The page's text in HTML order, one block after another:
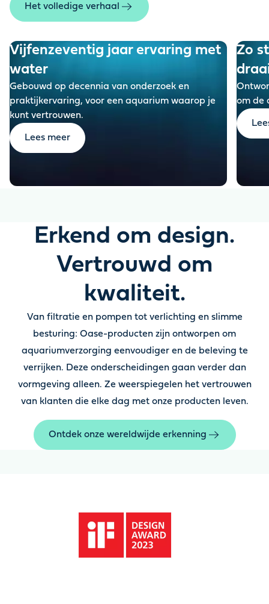
Het volledige verhaal
Vijfenzeventig jaar ervaring met
water
Gebouwd op decennia van onderzoek en
praktijkervaring, voor een aquarium waarop je
kunt vertrouwen.
Lees meer
Zo
om de
Erkend om design.
Vertrouwd om
kwaliteit.
Van filtratie en pompen tot verlichting en slimme
besturing: Oase-producten zijn ontworpen om
aquariumverzorging eenvoudiger en de beleving te
verrijken. Deze onderscheidingen gaan verder dan
vormgeving alleen. Ze weerspiegelen het vertrouwen
van klanten die elke dag met onze producten leven.
Ontdek onze wereldwijde erkenning